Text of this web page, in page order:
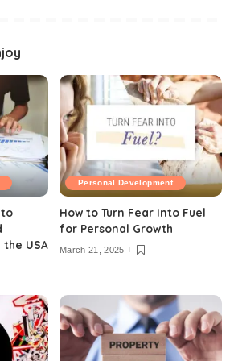
to
USA
Personal Development
How to Turn Fear Into Fuel
for Personal Growth
March 21, 2025